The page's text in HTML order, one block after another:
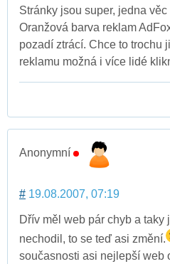
Stránky jsou super, jedna
Oranžová barva reklam
pozadí ztrácí. Chce to trochu
reklamu možná i více lidé
Anonymní
# 19.08.2007, 07:19
Dřív měl web pár chyb a taky
nechodil, to se teď asi změní.
současnosti asi nejlepší web